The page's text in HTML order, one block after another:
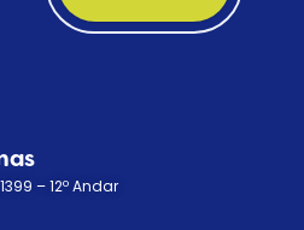
– 12º Andar